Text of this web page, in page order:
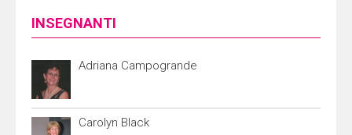
INSEGNANTI
Adriana Campogrande
Carolyn Black